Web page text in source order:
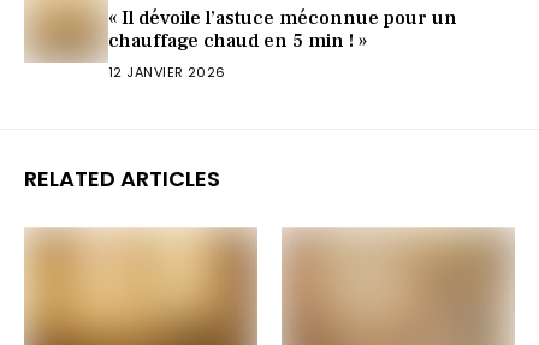
« Il dévoile l’astuce méconnue pour un
chauffage chaud en 5 min ! »
12 JANVIER 2026
RELATED ARTICLES